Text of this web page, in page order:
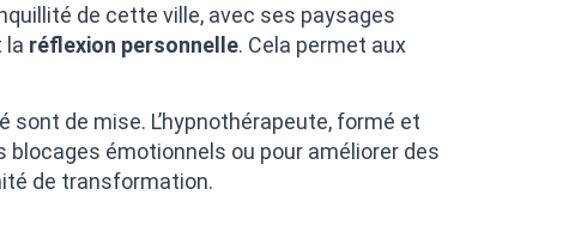
de cette ville, avec ses paysages
la réflexion personnelle. Cela permet aux
de mise. L’hypnothérapeute, formé et
émotionnels ou pour améliorer des
de transformation.